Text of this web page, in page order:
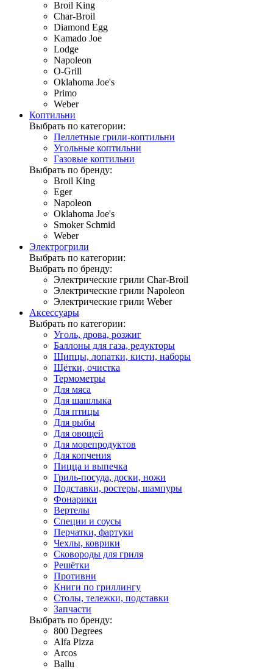
Broil King
Char-Broil
Diamond Egg
Kamado Joe
Lodge
Napoleon
O-Grill
Oklahoma Joe's
Primo
Weber
Коптильни
Выбрать по категории:
Пеллетные грили-коптильни
Угольные коптильни
Газовые коптильни
Выбрать по бренду:
Broil King
Eger
Napoleon
Oklahoma Joe's
Smoker Schmid
Weber
Электрогрили
Выбрать по категории:
Выбрать по бренду:
Электрические грили Char-Broil
Электрические грили Napoleon
Электрические грили Weber
Аксессуары
Выбрать по категории:
Уголь, дрова, розжиг
Баллоны для газа, редукторы
Щипцы, лопатки, кисти, наборы
Щётки, очистка
Термометры
Для мяса
Для шашлыка
Для птицы
Для рыбы
Для овощей
Для морепродуктов
Для копчения
Пицца и выпечка
Гриль-посуда, доски, ножи
Подставки, ростеры, шампуры
Фонарики
Вертелы
Специи и соусы
Перчатки, фартуки
Чехлы, коврики
Сковороды для гриля
Решётки
Противни
Книги по гриллингу
Столы, тележки, подставки
Запчасти
Выбрать по бренду:
800 Degrees
Alfa Pizza
Arcos
Ballu